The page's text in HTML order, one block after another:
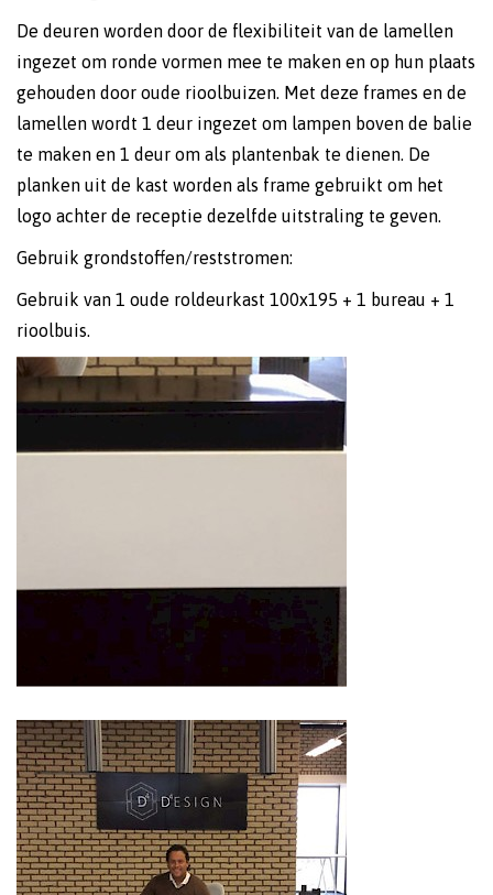
De deuren worden door de flexibiliteit van de lamellen
ingezet om ronde vormen mee te maken en op hun plaats
gehouden door oude rioolbuizen. Met deze frames en de
lamellen wordt 1 deur ingezet om lampen boven de balie
te maken en 1 deur om als plantenbak te dienen. De
planken uit de kast worden als frame gebruikt om het
logo achter de receptie dezelfde uitstraling te geven.
Gebruik grondstoffen/reststromen:
Gebruik van 1 oude roldeurkast 100x195 + 1 bureau + 1
rioolbuis.